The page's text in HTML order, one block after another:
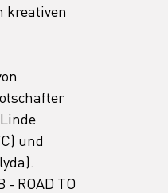
kreativen
und
ROAD TO